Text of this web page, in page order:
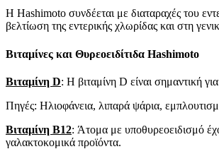
Η Hashimoto συνδέεται με διαταραχές του
βελτίωση της εντερικής χλωρίδας και στη
Βιταμίνες και Θυρεοειδίτιδα Hashimoto
Βιταμίνη D: Η βιταμίνη D είναι σημαντική
Πηγές: Ηλιοφάνεια, λιπαρά ψάρια,
Βιταμίνη B12: Άτομα με υποθυρεοειδισμό
γαλακτοκομικά προϊόντα.